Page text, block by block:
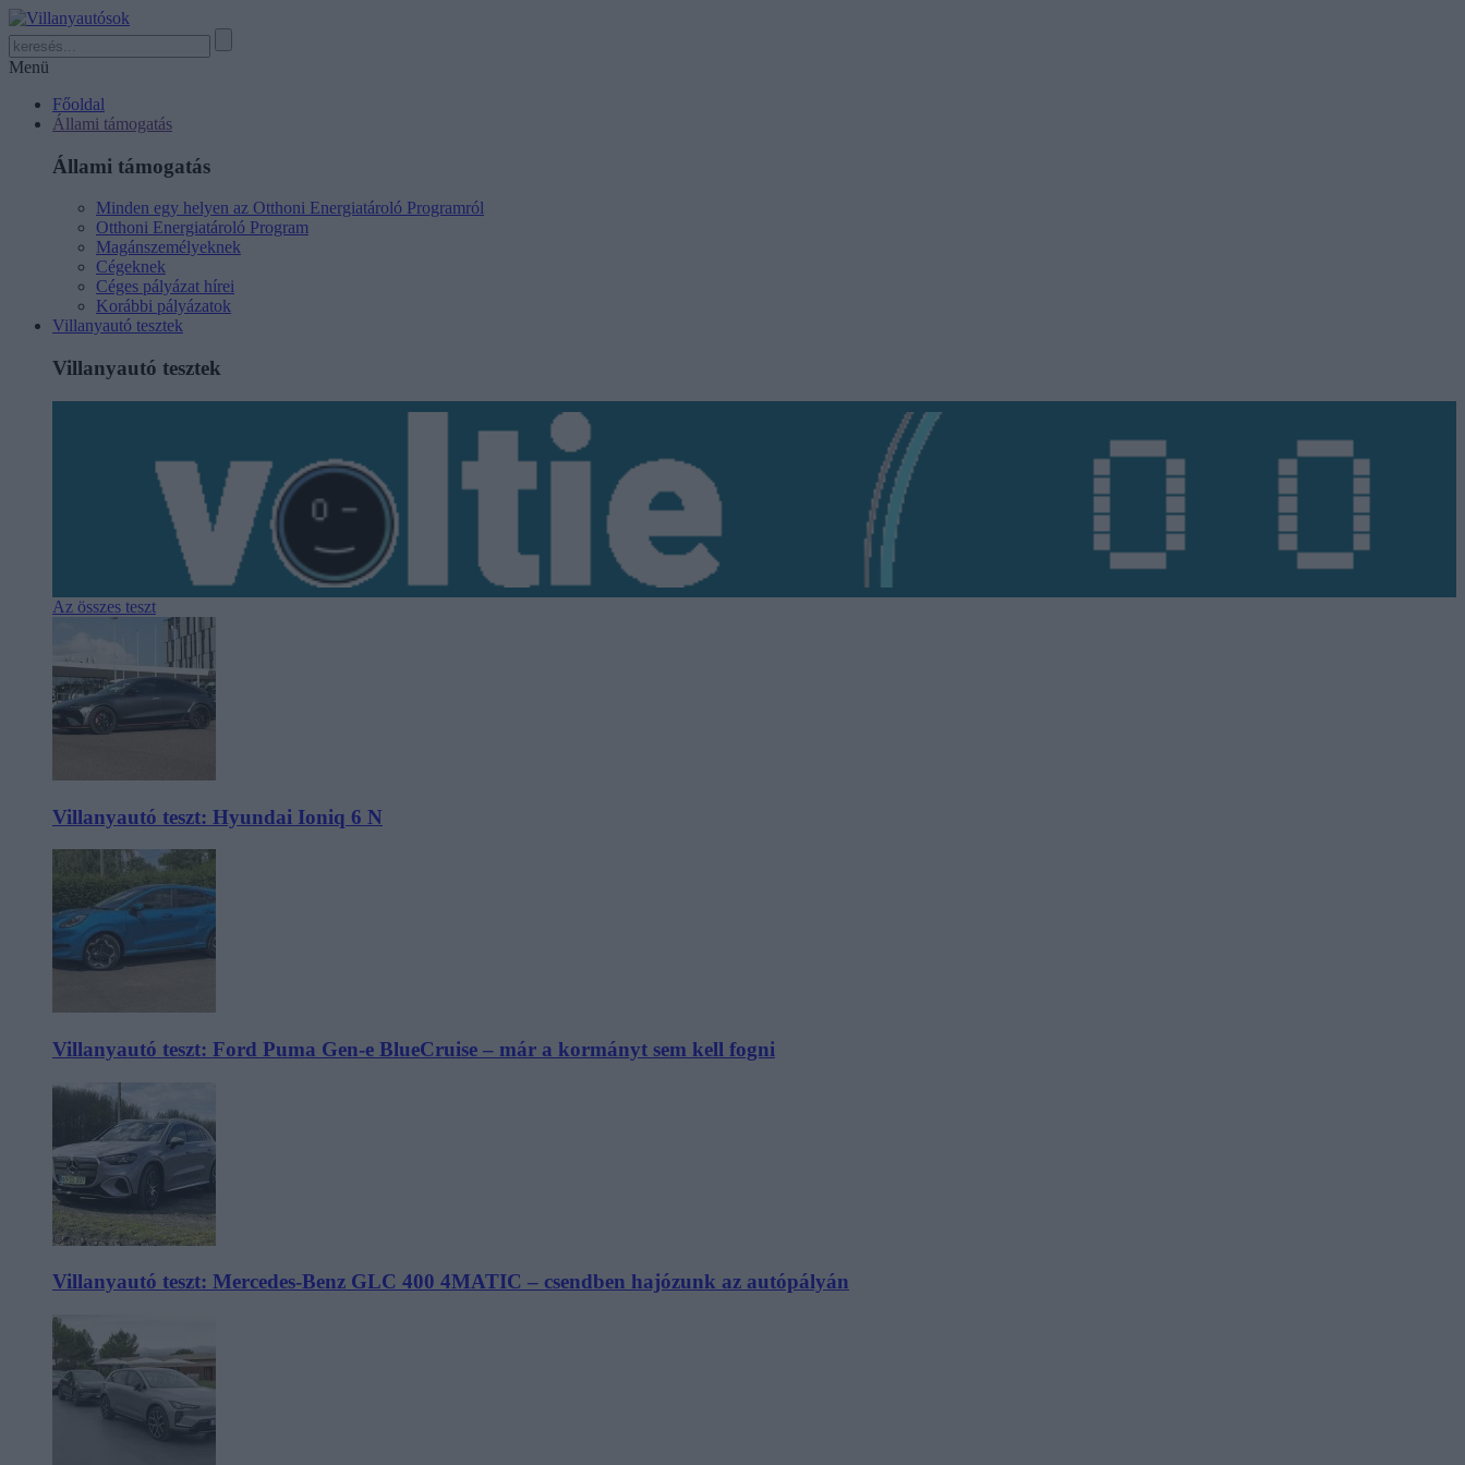
Menü
Főoldal
Állami támogatás
Állami támogatás
Minden egy helyen az Otthoni Energiatároló Programról
Otthoni Energiatároló Program
Magánszemélyeknek
Cégeknek
Céges pályázat hírei
Korábbi pályázatok
Villanyautó tesztek
Villanyautó tesztek
Az összes teszt
Villanyautó teszt: Hyundai Ioniq 6 N
Villanyautó teszt: Ford Puma Gen-e BlueCruise – már a kormányt sem kell fogni
Villanyautó teszt: Mercedes-Benz GLC 400 4MATIC – csendben hajózunk az autópályán